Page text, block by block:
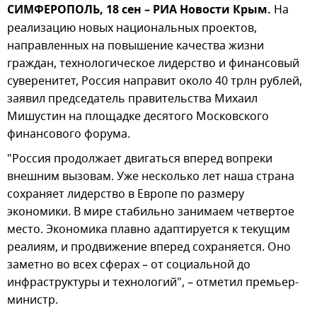
СИМФЕРОПОЛЬ, 18 сен – РИА Новости Крым. На
реализацию новых национальных проектов,
направленных на повышение качества жизни
граждан, технологическое лидерство и финансовый
суверенитет, Россия направит около 40 трлн рублей,
заявил председатель правительства Михаил
Мишустин на площадке десятого Московского
финансового форума.
"Россия продолжает двигаться вперед вопреки
внешним вызовам. Уже несколько лет наша страна
сохраняет лидерство в Европе по размеру
экономики. В мире стабильно занимаем четвертое
место. Экономика плавно адаптируется к текущим
реалиям, и продвижение вперед сохраняется. Оно
заметно во всех сферах – от социальной до
инфраструктуры и технологий", – отметил премьер-
министр.